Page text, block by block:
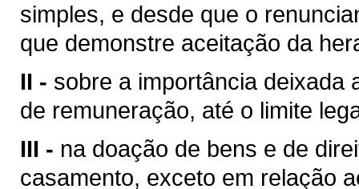
simples, e desde que o
que demonstre aceitação da
II - sobre a importância deixada
de remuneração, até o limite
III - na doação de bens e de
casamento, exceto em relação